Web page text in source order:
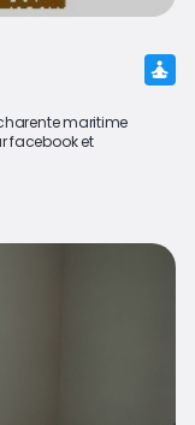
maritime
facebook et